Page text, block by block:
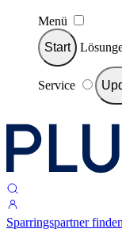
Menü
Start
Service
Sparringspartner finden